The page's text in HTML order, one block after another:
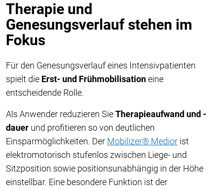
Therapie und
Genesungsverlauf stehen im
Fokus
Für den Genesungsverlauf eines Intensivpatienten
spielt die Erst- und Frühmobilisationeine
entscheidende Rolle.
Als Anwender reduzieren SieTherapieaufwand und -
dauer und profitieren so von deutlichen
Einsparmöglichkeiten. Der Mobilizer® Medior ist
elektromotorisch stufenlos zwischen Liege- und
Sitzposition sowie positionsunabhängig in der Höhe
einstellbar. Eine besondere Funktion ist der